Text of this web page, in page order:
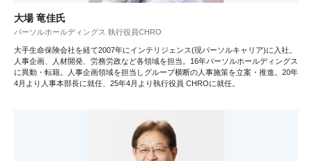
大場 竜佳氏
パーソルホールディングス 執行役員CHRO
大手生命保険会社を経て2007年にインテリジェンス(現パーソルキャリア)に入社。
人事企画、人材開発、労務労政など各領域を担当。16年パーソルホールディングス
に異動・転籍。人事企画領域を担当しグループ横断の人事施策を立案・推進。20年
4月より人事本部長に就任、25年4月より執行役員 CHROに就任。